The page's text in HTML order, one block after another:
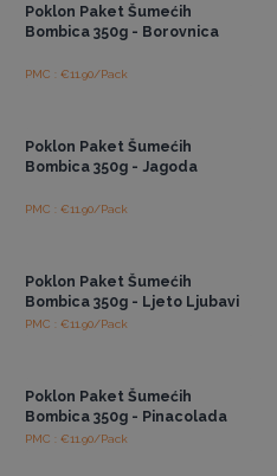
Poklon Paket Šumećih
Bombica 350g - Borovnica
PMC : €11.90/Pack
Poklon Paket Šumećih
Bombica 350g - Jagoda
PMC : €11.90/Pack
Poklon Paket Šumećih
Bombica 350g - Ljeto Ljubavi
PMC : €11.90/Pack
Poklon Paket Šumećih
Bombica 350g - Pinacolada
PMC : €11.90/Pack